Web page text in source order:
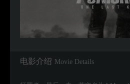
电影介绍 Movie Details